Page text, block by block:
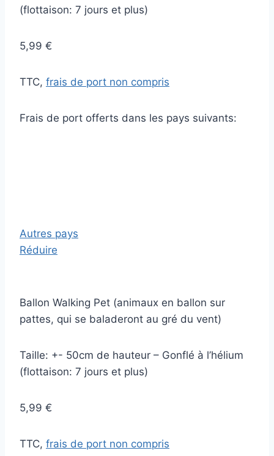
(flottaison: 7 jours et plus)
5,99 €
TTC, frais de port non compris
Frais de port offerts dans les pays suivants:
Autres pays
Réduire
Ballon Walking Pet (animaux en ballon sur
pattes, qui se baladeront au gré du vent)
Taille: +- 50cm de hauteur – Gonflé à l’hélium
(flottaison: 7 jours et plus)
5,99 €
TTC, frais de port non compris